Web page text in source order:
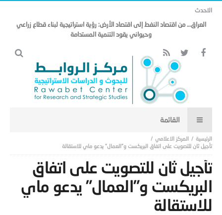
الاحدث
العراق… من اقتصاد النفط إلى اقتصاد الأرض: رؤية استراتيجية لبناء قطاع زراعي
وحيواني يقود التنمية المستدامة
المركز الاعلامي
تأجيل ثان للتصويت على اتفاق البريكست و”العمال” يدعو ماي للاستقالة
تأجيل ثان للتصويت على اتفاق
البريكست و”العمال” يدعو ماي
للاستقالة